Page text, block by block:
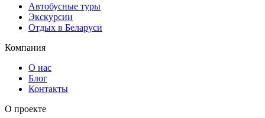
Автобусные туры
Экскурсии
Отдых в Беларуси
Компания
О нас
Блог
Контакты
О проекте